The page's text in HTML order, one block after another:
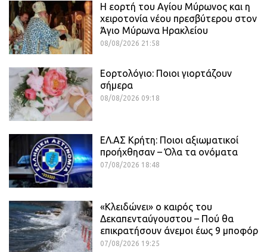
Η εορτή του Αγίου Μύρωνος και η
χειροτονία νέου πρεσβύτερου στον
Άγιο Μύρωνα Ηρακλείου
08/08/2026 21:58
Εορτολόγιο: Ποιοι γιορτάζουν
σήμερα
08/08/2026 09:18
ΕΛ.ΑΣ Κρήτη: Ποιοι αξιωματικοί
προήχθησαν – Όλα τα ονόματα
07/08/2026 18:48
«Κλειδώνει» ο καιρός του
Δεκαπενταύγουστου – Πού θα
επικρατήσουν άνεμοι έως 9 μποφόρ
07/08/2026 19:25